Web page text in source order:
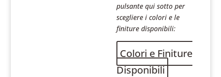
pulsante qui sotto per
scegliere i colori e le
finiture disponibili:
Colori e Finiture
Disponibili